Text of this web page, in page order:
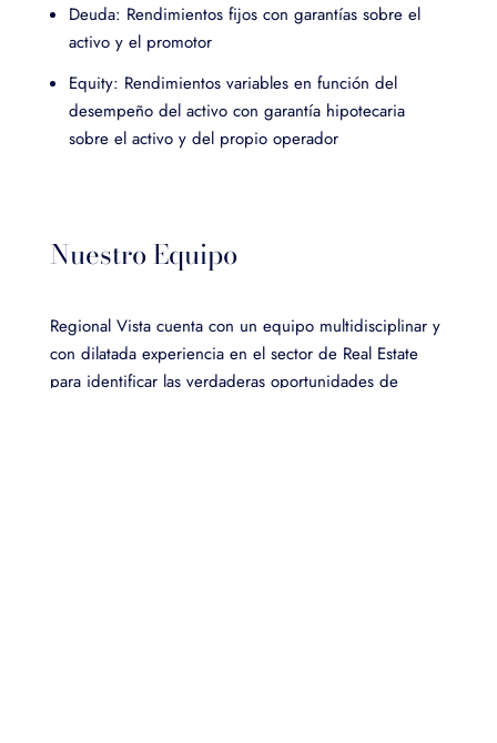
Deuda: Rendimientos fijos con garantías sobre el
activo y el promotor
Equity: Rendimientos variables en función del
desempeño del activo con garantía hipotecaria
sobre el activo y del propio operador
Nuestro Equipo
Regional Vista cuenta con un equipo multidisciplinar y
con dilatada experiencia en el sector de Real Estate
para identificar las verdaderas oportunidades de